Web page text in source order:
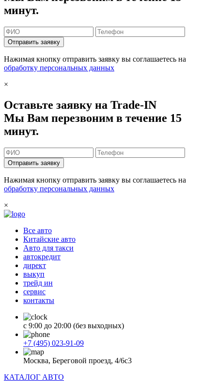
минут.
Отправить заявку
Нажимая кнопку отправить заявку вы соглашаетесь на
обработку персональных данных
×
Оставьте заявку на Trade-IN
Мы Вам перезвоним в течение 15
минут.
Отправить заявку
Нажимая кнопку отправить заявку вы соглашаетесь на
обработку персональных данных
×
Все авто
Китайские авто
Авто для такси
автокредит
директ
выкуп
трейд ин
сервис
контакты
с 9:00 до 20:00 (без выходных)
+7 (495) 023-91-09
Москва, Береговой проезд, 4/6с3
КАТАЛОГ АВТО